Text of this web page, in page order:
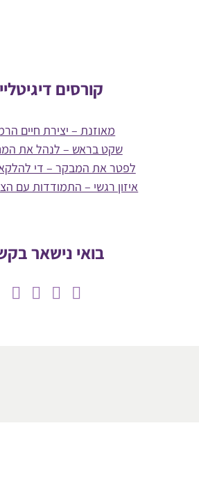
קורסים
מאוזנת – יצירת חיים
שקט בראש – לנהל את
לפטר את המבקר – די
איזון רגשי – התמודדות עם
בואי נישאר